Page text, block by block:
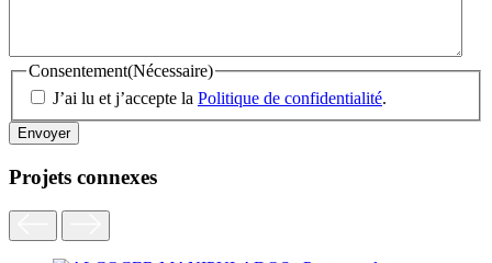
Consentement(Nécessaire)
J’ai lu et j’accepte la Politique de confidentialité.
Projets connexes